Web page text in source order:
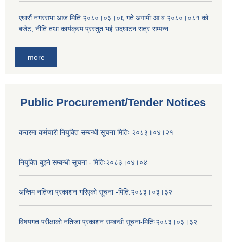
एघारौं नगरसभा आज मिति २०८०।०३।०६ गते अगामी आ.ब.२०८०।०८१ को
बजेट, नीति तथा कार्यक्रम प्रस्तुत भई उदघाटन सत्र सम्पन्न
more
Public Procurement/Tender Notices
करारमा कर्मचारी नियुक्ति सम्बन्धी सूचना मितिः २०८३।०४।२१
नियुक्ति बुझ्ने सम्बन्धी सूचना - मितिः२०८३।०४।०४
अन्तिम नतिजा प्रकाशन गरिएको सूचना -मिति:२०८३।०३।३२
विषयगत परीक्षाको नतिजा प्रकाशन सम्बन्धी सूचना-मितिः२०८३।०३।३२